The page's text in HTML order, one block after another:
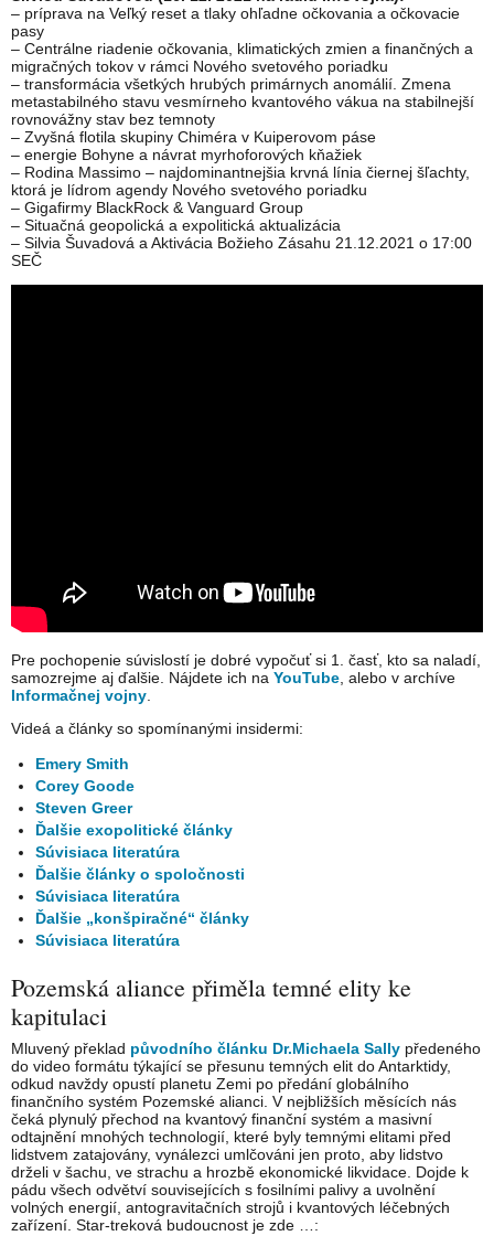
– príprava na Veľký reset a tlaky ohľadne očkovania a očkovacie
pasy
– Centrálne riadenie očkovania, klimatických zmien a finančných a
migračných tokov v rámci Nového svetového poriadku
– transformácia všetkých hrubých primárnych anomálií. Zmena
metastabilného stavu vesmírneho kvantového vákua na stabilnejší
rovnovážny stav bez temnoty
– Zvyšná flotila skupiny Chiméra v Kuiperovom páse
– energie Bohyne a návrat myrhoforových kňažiek
– Rodina Massimo – najdominantnejšia krvná línia čiernej šľachty,
ktorá je lídrom agendy Nového svetového poriadku
– Gigafirmy BlackRock & Vanguard Group
– Situačná geopolická a expolitická aktualizácia
– Silvia Šuvadová a Aktivácia Božieho Zásahu 21.12.2021 o 17:00
SEČ
Pre pochopenie súvislostí je dobré vypočuť si 1. časť, kto sa naladí,
samozrejme aj ďalšie. Nájdete ich na YouTube , alebo v archíve
Informačnej vojny
Videá a články so spomínanými insidermi:
Emery Smith
Corey Goode
Steven Greer
Ďalšie exopolitické články
Súvisiaca literatúra
Ďalšie články o spoločnosti
Súvisiaca literatúra
Ďalšie „konšpiračné“ články
Súvisiaca literatúra
Pozemská aliance přiměla temné elity ke
kapitulaci
Mluvený překlad původního článku Dr.Michaela Sally předeného
do video formátu týkající se přesunu temných elit do Antarktidy,
odkud navždy opustí planetu Zemi po předání globálního
finančního systém Pozemské alianci. V nejbližších měsících nás
čeká plynulý přechod na kvantový finanční systém a masivní
odtajnění mnohých technologií, které byly temnými elitami před
lidstvem zatajovány, vynálezci umlčováni jen proto, aby lidstvo
drželi v šachu, ve strachu a hrozbě ekonomické likvidace. Dojde k
pádu všech odvětví souvisejících s fosilními palivy a uvolnění
volných energií, antogravitačních strojů i kvantových léčebných
zařízení. Star-treková budoucnost je zde …: